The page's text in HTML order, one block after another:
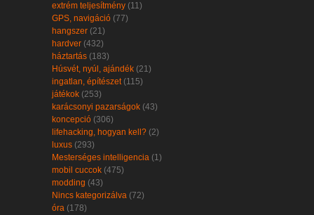
extrém teljesítmény (11)
GPS, navigáció (77)
hangszer (21)
hardver (432)
háztartás (183)
Húsvét, nyúl, ajándék (21)
ingatlan, építészet(115)
játékok (253)
karácsonyi pazarságok (43)
koncepció (306)
lifehacking, hogyan kell? (2)
luxus (293)
Mesterséges intelligencia (1)
mobil cuccok (475)
modding (43)
Nincs kategorizálva (72)
óra (178)